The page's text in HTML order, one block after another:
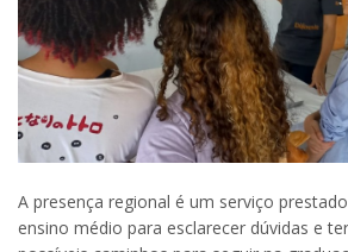
A presença regional é um serviço
ensino médio para esclarecer dúvidas e